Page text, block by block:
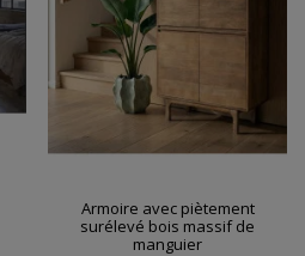
Armoire avec piètement
surélevé bois massif de
manguier